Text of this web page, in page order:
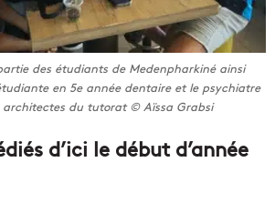
des étudiants de Medenpharkiné ainsi
en 5e année dentaire et le psychiatre
architectes du tutorat © Aïssa Grabsi
d’ici le début d’année